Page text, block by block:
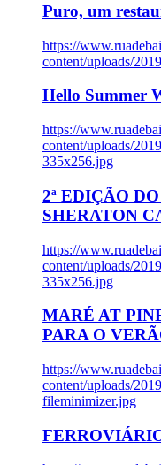
Puro, um
https://
content/uploads/
Hello Summer
https://
content/uploads/
335x256.jpg
2ª EDIÇÃO
SHERATON
https://
content/uploads/
335x256.jpg
MARÉ AT
PARA O
https://
content/uploads/
fileminimizer.jpg